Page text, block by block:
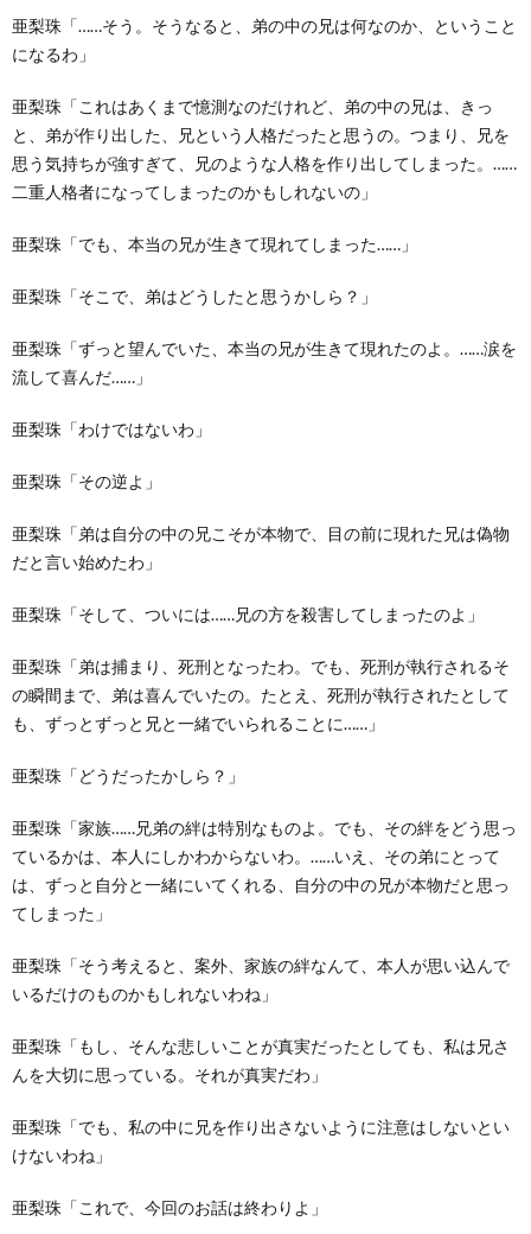
亜梨珠「……そう。そうなると、弟の中の兄は何なのか、ということ
になるわ」
亜梨珠「これはあくまで憶測なのだけれど、弟の中の兄は、きっ
と、弟が作り出した、兄という人格だったと思うの。つまり、兄を
思う気持ちが強すぎて、兄のような人格を作り出してしまった。……
二重人格者になってしまったのかもしれないの」
亜梨珠「でも、本当の兄が生きて現れてしまった……」
亜梨珠「そこで、弟はどうしたと思うかしら？」
亜梨珠「ずっと望んでいた、本当の兄が生きて現れたのよ。……涙を
流して喜んだ……」
亜梨珠「わけではないわ」
亜梨珠「その逆よ」
亜梨珠「弟は自分の中の兄こそが本物で、目の前に現れた兄は偽物
だと言い始めたわ」
亜梨珠「そして、ついには……兄の方を殺害してしまったのよ」
亜梨珠「弟は捕まり、死刑となったわ。でも、死刑が執行されるそ
の瞬間まで、弟は喜んでいたの。たとえ、死刑が執行されたとして
も、ずっとずっと兄と一緒でいられることに……」
亜梨珠「どうだったかしら？」
亜梨珠「家族……兄弟の絆は特別なものよ。でも、その絆をどう思っ
ているかは、本人にしかわからないわ。……いえ、その弟にとって
は、ずっと自分と一緒にいてくれる、自分の中の兄が本物だと思っ
てしまった」
亜梨珠「そう考えると、案外、家族の絆なんて、本人が思い込んで
いるだけのものかもしれないわね」
亜梨珠「もし、そんな悲しいことが真実だったとしても、私は兄さ
んを大切に思っている。それが真実だわ」
亜梨珠「でも、私の中に兄を作り出さないように注意はしないとい
けないわね」
亜梨珠「これで、今回のお話は終わりよ」